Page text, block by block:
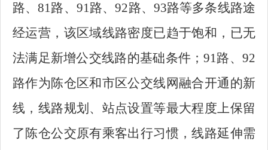
路、81路、91路、92路、93路等多条线路途
经运营，该区域线路密度已趋于饱和，已无
法满足新增公交线路的基础条件；91路、92
路作为陈仓区和市区公交线网融合开通的新
线，线路规划、站点设置等最大程度上保留
了陈仓公交原有乘客出行习惯，线路延伸需